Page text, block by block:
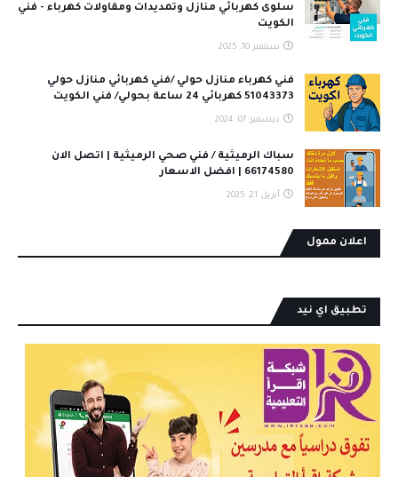
سلوى كهربائي منازل وتمديدات ومقاولات كهرباء - فني
الكويت
سبتمبر 10, 2025
فني كهرباء منازل حولي /فني كهربائي منازل حولي
51043373 كهربائي 24 ساعة بحولي/ فني الكويت
ديسمبر 07, 2024
سباك الرميثية / فني صحي الرميثية | اتصل الان
66174580 | افضل الاسعار
أبريل 21, 2025
اعلان ممول
تطبيق اي نيد